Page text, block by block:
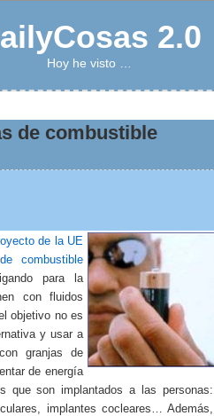
2.0
Hoy he visto …
de combustible
de la UE
combustible
para la
con fluidos
objetivo no es
y usar a
granjas de
de energía
que son implantados a las personas:
implantes cocleares… Además,